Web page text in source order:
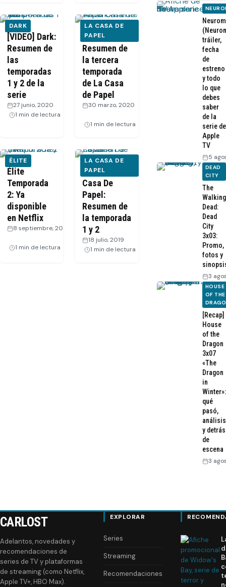
DARK
[VIDEO] Dark:
Resumen de
las
temporadas
1 y 2 de la
serie
27 junio, 2020
1 min de lectura
LA CASA DE
PAPEL
[VIDEO]
Resumen de
la tercera
temporada
de La Casa
de Papel
30 marzo, 2020
1 min de lectura
ÉLITE
Élite
Temporada
2: Ya
disponible
en Netflix
8 septiembre, 2019
1 min de lectura
LA CASA DE
PAPEL
VIDEO: La
Casa De
Papel:
Resumen de
la temporada
1 y 2
18 julio, 2019
1 min de lectura
tráiler,
fecha
de
estreno
y todo
lo que
debes
saber
de la
serie de
Apple
TV
5
DEAD
CITY
The
Walking
Dead:
Dead
City
3x03:
Promo,
fotos y
3
HOUSE
OF THE
[Recap]
House
of the
Dragon
3x07
«The
Dragon
in
Winter»:
qué
pasó,
análisis
y detrás
de
escena
3
CARLOST
Adelantos, novedades y
recomendaciones de
series de TV y plataformas
de streaming (como Netflix,
Apple TV+, HBO Max).
EXPLORAR
Series
Streaming
Recomendaciones